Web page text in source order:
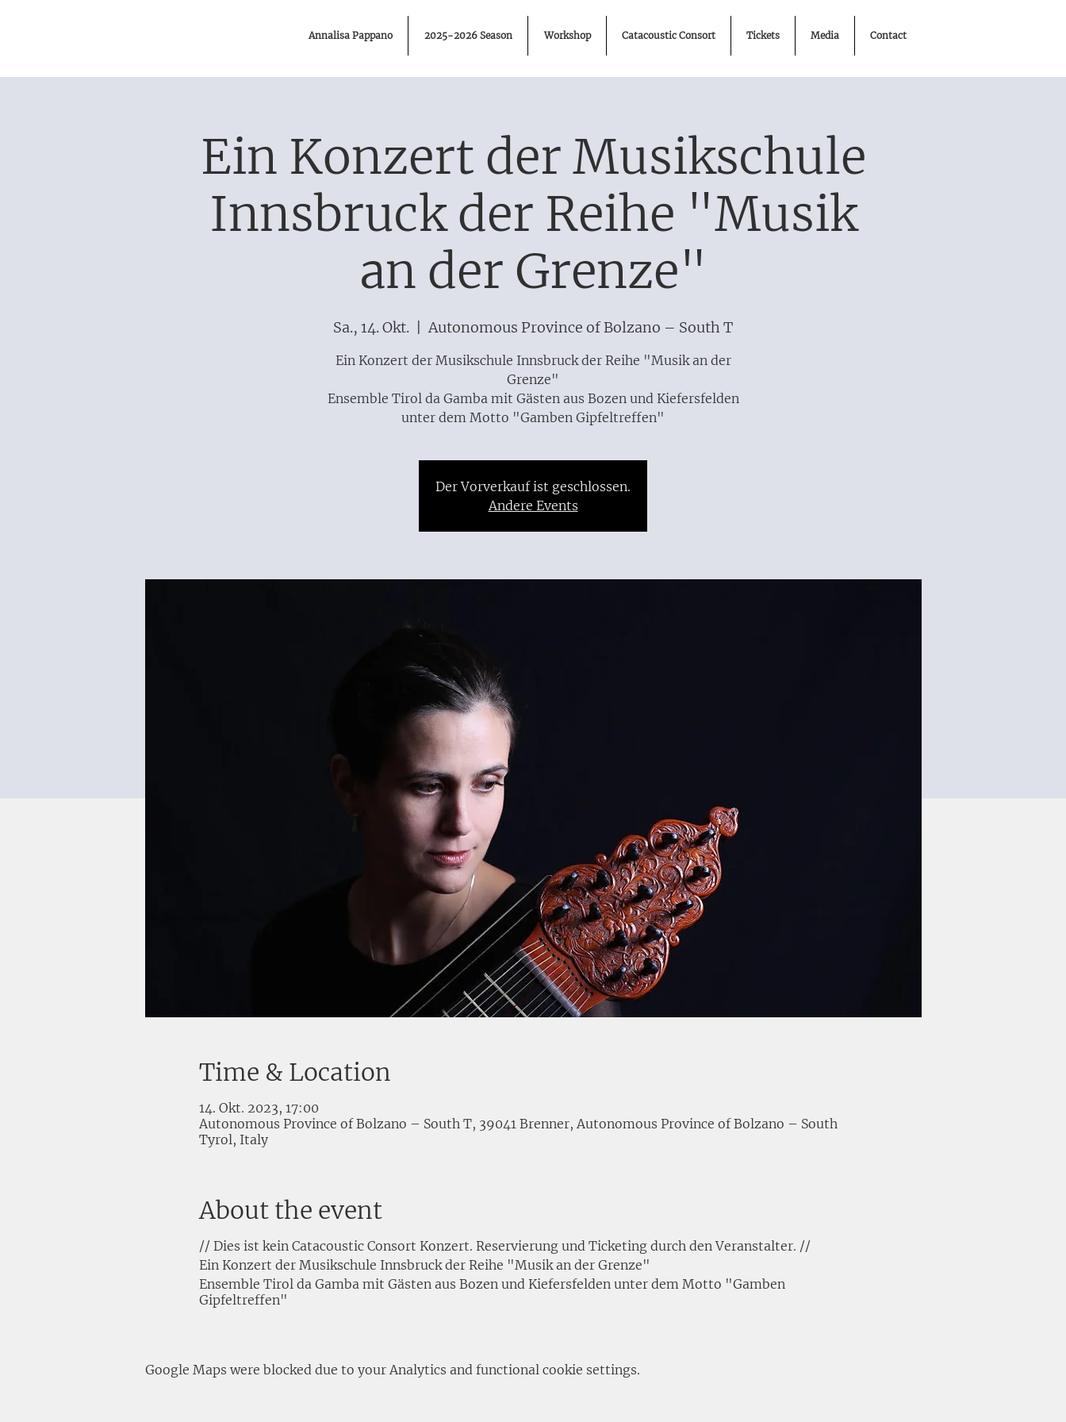
Ein Konzert der Musikschule
Innsbruck der Reihe "Musik
an der Grenze"
Sa., 14. Okt.
  |
Autonomous Province of Bolzano – South T
Ein Konzert der Musikschule Innsbruck der Reihe "Musik an der
Grenze"
Ensemble Tirol da Gamba mit Gästen aus Bozen und Kiefersfelden
unter dem Motto "Gamben Gipfeltreffen"
Der Vorverkauf ist geschlossen.
Andere Events
Time & Location
14. Okt. 2023, 17:00
Autonomous Province of Bolzano – South T, 39041 Brenner, Autonomous Province of Bolzano – South
Tyrol, Italy
About the event
// Dies ist kein Catacoustic Consort Konzert. Reservierung und Ticketing durch den Veranstalter. //
Ein Konzert der Musikschule Innsbruck der Reihe "Musik an der Grenze"
Ensemble Tirol da Gamba mit Gästen aus Bozen und Kiefersfelden unter dem Motto "Gamben
Gipfeltreffen"
Google Maps were blocked due to your Analytics and functional cookie settings.
Annalisa Pappano 2025-2026 Season Workshop Catacoustic Consort Tickets Media Contact